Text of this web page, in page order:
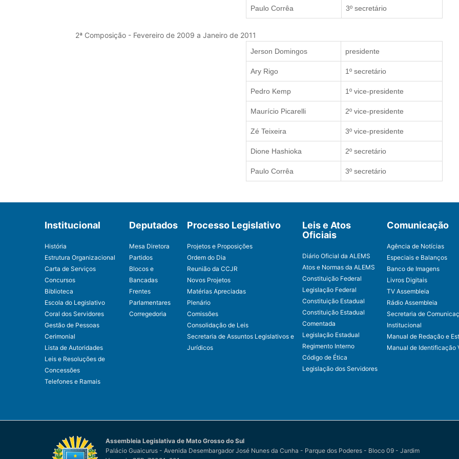
Paulo Corrêa 3º secretário
2ª Composição - Fevereiro de 2009 a Janeiro de 2011
Jerson Domingos presidente
Ary Rigo 1º secretário
Pedro Kemp 1º vice-presidente
Maurício Picarelli 2º vice-presidente
Zé Teixeira 3º vice-presidente
Dione Hashioka 2º secretário
Paulo Corrêa 3º secretário
Institucional
História
Estrutura Organizacional
Carta de Serviços
Concursos
Biblioteca
Escola do Legislativo
Coral dos Servidores
Gestão de Pessoas
Cerimonial
Lista de Autoridades
Leis e Resoluções de
Concessões
Telefones e Ramais
Deputados
Mesa Diretora
Partidos
Blocos e
Bancadas
Frentes
Parlamentares
Corregedoria
Processo Legislativo
Projetos e Proposições
Ordem do Dia
Reunião da CCJR
Novos Projetos
Matérias Apreciadas
Plenário
Comissões
Consolidação de Leis
Secretaria de Assuntos Legislativos e
Jurídicos
Leis e Atos
Oficiais
Diário Oficial da ALEMS
Atos e Normas da ALEMS
Constituição Federal
Legislação Federal
Constituição Estadual
Constituição Estadual
Comentada
Legislação Estadual
Regimento Interno
Código de Ética
Legislação dos Servidores
Comunicação
Agência de Notícias
Especiais e Balanços
Banco de Imagens
Livros Digitais
TV Assembleia
Rádio Assembleia
Secretaria de
Institucional
Manual de Redação e
Manual de Identificação
Assembleia Legislativa de Mato Grosso do Sul
Palácio Guaicurus - Avenida Desembargador José Nunes da Cunha - Parque dos Poderes - Bloco 09 - Jardim